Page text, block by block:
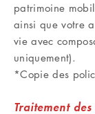
patrimoine
ainsi que votre
vie avec
uniquement).
*Copie des
Traitement